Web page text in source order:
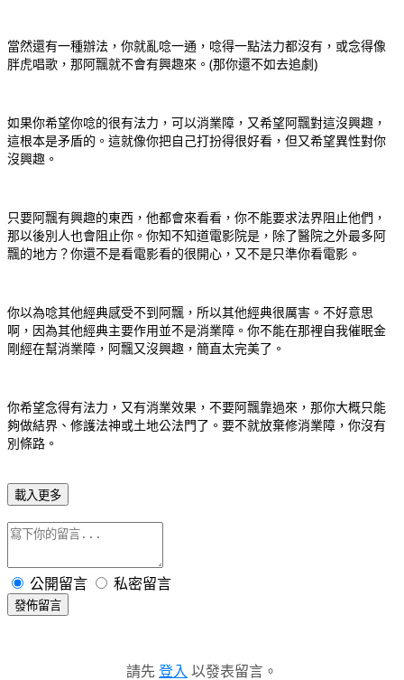
當然還有一種辦法，你就亂唸一通，唸得一點法力都沒有，或念得像
胖虎唱歌，那阿飄就不會有興趣來。(那你還不如去追劇)
如果你希望你唸的很有法力，可以消業障，又希望阿飄對這沒興趣，
這根本是矛盾的。這就像你把自己打扮得很好看，但又希望異性對你
沒興趣。
只要阿飄有興趣的東西，他都會來看看，你不能要求法界阻止他們，
那以後別人也會阻止你。你知不知道電影院是，除了醫院之外最多阿
飄的地方？你還不是看電影看的很開心，又不是只準你看電影。
你以為唸其他經典感受不到阿飄，所以其他經典很厲害。不好意思
啊，因為其他經典主要作用並不是消業障。你不能在那裡自我催眠金
剛經在幫消業障，阿飄又沒興趣，簡直太完美了。
你希望念得有法力，又有消業效果，不要阿飄靠過來，那你大概只能
夠做結界、修護法神或土地公法門了。要不就放棄修消業障，你沒有
別條路。
載入更多
公開留言 私密留言
發佈留言
請先 登入 以發表留言。